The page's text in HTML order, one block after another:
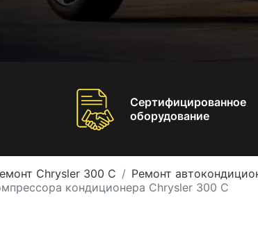
Сертифицированное
оборудование
Chrysler 300 C
Ремонт
кондиционера Chrysler 300 C